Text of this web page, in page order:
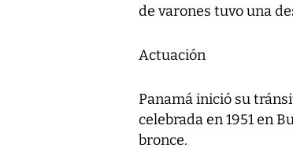
de varones tuvo una
Actuación
Panamá inició su
celebrada en 1951 en
bronce.